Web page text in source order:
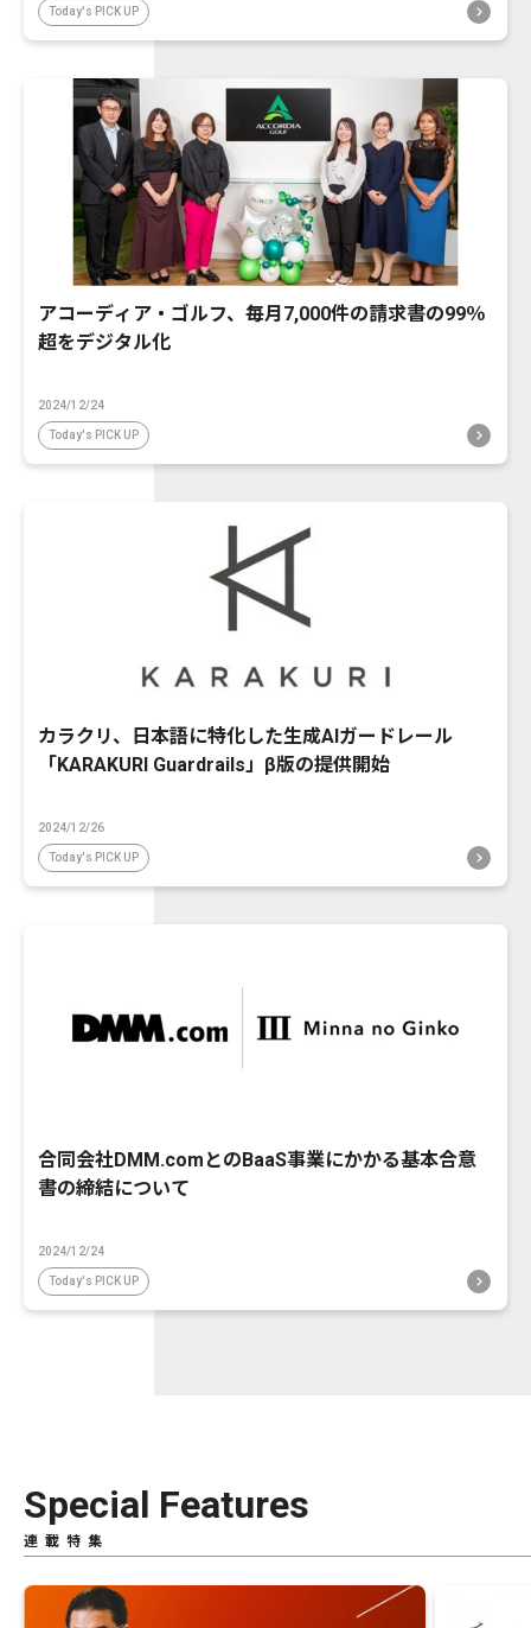
Today's PICK UP
アコーディア・ゴルフ、毎月7,000件の請求書の99％
超をデジタル化
2024/12/24
Today's PICK UP
カラクリ、日本語に特化した生成AIガードレール
「KARAKURI Guardrails」β版の提供開始
2024/12/26
Today's PICK UP
合同会社DMM.comとのBaaS事業にかかる基本合意
書の締結について
2024/12/24
Today's PICK UP
Special Features
連載特集